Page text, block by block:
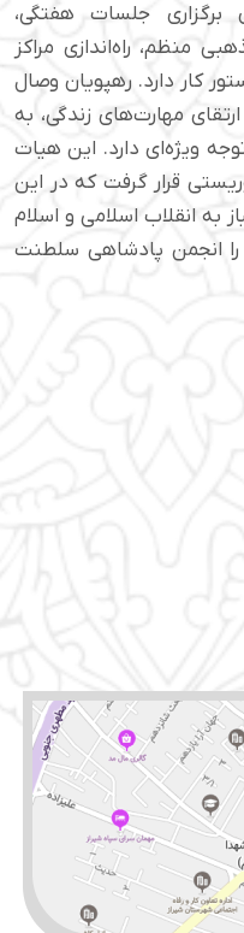
برگزاری جلسات هفتگی،
منظم، راه‌اندازی مراکز
کار دارد. رهپویان وصال
مهارت‌های زندگی، به
ویژه‌ای دارد. این هیات
تروریستی قرار گرفت که در این
شهید و قریب به ۲۰۰ جانباز به انقلاب اسلامی و اسلام
انجمن پادشاهی سلطنت